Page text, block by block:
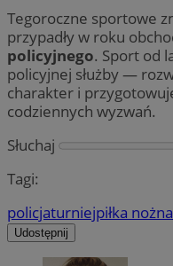
Tegoroczne sportowe
przypadły w roku
policyjnego. Sport od
policyjnej służby —
charakter i
codziennych wyzwań.
Słuchaj
Tagi:
policjaturniejpiłka nożna
Udostępnij